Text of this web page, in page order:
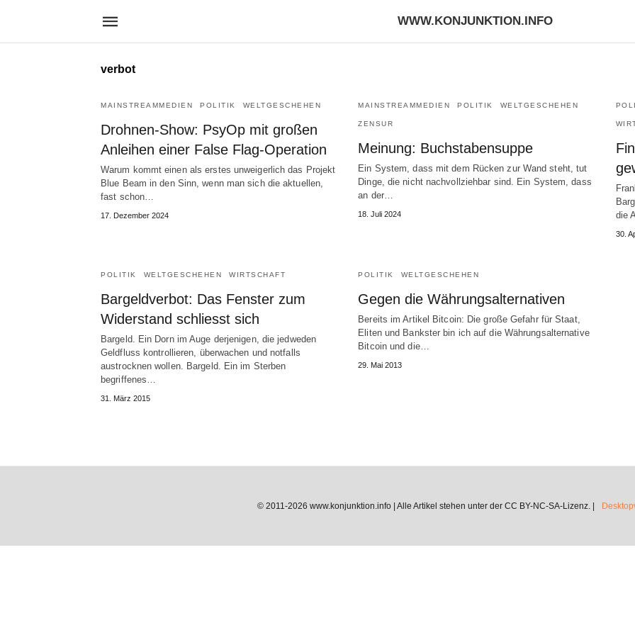
WWW.KONJUNKTION.INFO
verbot
MAINSTREAMMEDIEN POLITIK WELTGESCHEHEN
Drohnen-Show: PsyOp mit großen
Anleihen einer False Flag-Operation
Warum kommt einen als erstes unweigerlich das Projekt
Blue Beam in den Sinn, wenn man sich die aktuellen,
fast schon…
17. Dezember 2024
MAINSTREAMMEDIEN POLITIK WELTGESCHEHEN
ZENSUR
Meinung: Buchstabensuppe
Ein System, dass mit dem Rücken zur Wand steht, tut
Dinge, die nicht nachvollziehbar sind. Ein System, dass
an der…
18. Juli 2024
die
30.
POLITIK WELTGESCHEHEN WIRTSCHAFT
Bargeldverbot: Das Fenster zum
Widerstand schliesst sich
Bargeld. Ein Dorn im Auge derjenigen, die jedweden
Geldfluss kontrollieren, überwachen und notfalls
austrocknen wollen. Bargeld. Ein im Sterben
begriffenes…
31. März 2015
POLITIK WELTGESCHEHEN
Gegen die Währungsalternativen
Bereits im Artikel Bitcoin: Die große Gefahr für Staat,
Eliten und Bankster bin ich auf die Währungsalternative
Bitcoin und die…
29. Mai 2013
© 2011-2026 www.konjunktion.info | Alle Artikel stehen unter der CC BY-NC-SA-Lizenz. |